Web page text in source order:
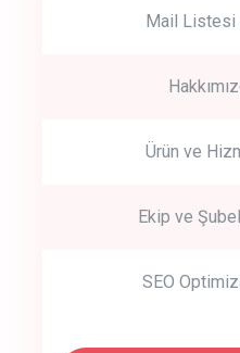
Mail Listesi
Ürün ve
Ekip ve
SEO